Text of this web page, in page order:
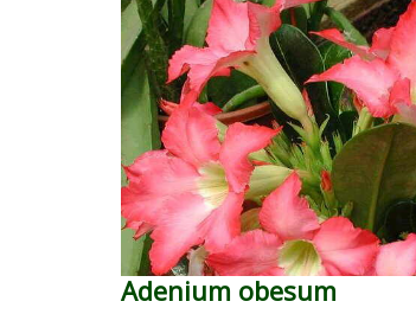
Adenium obesum